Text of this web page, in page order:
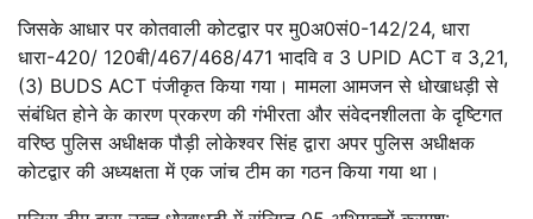
जिसके आधार पर कोतवाली कोटद्वार पर मु0अ0सं0-142/24, धारा
धारा-420/ 120बी/467/468/471 भादवि व 3 UPID ACT व 3,21,
(3) BUDS ACT पंजीकृत किया गया। मामला आमजन से धोखाधड़ी से
संबंधित होने के कारण प्रकरण की गंभीरता और संवेदनशीलता के दृष्टिगत
वरिष्ठ पुलिस अधीक्षक पौड़ी लोकेश्वर सिंह द्वारा अपर पुलिस अधीक्षक
कोटद्वार की अध्यक्षता में एक जांच टीम का गठन किया गया था।